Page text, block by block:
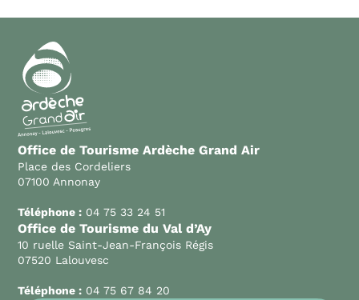
Office de Tourisme Ardèche Grand Air
Place des Cordeliers
07100 Annonay
Téléphone : 04 75 33 24 51
Office de Tourisme du Val d’Ay
10 ruelle Saint-Jean-François Régis
07520 Lalouvesc
Téléphone : 04 75 67 84 20